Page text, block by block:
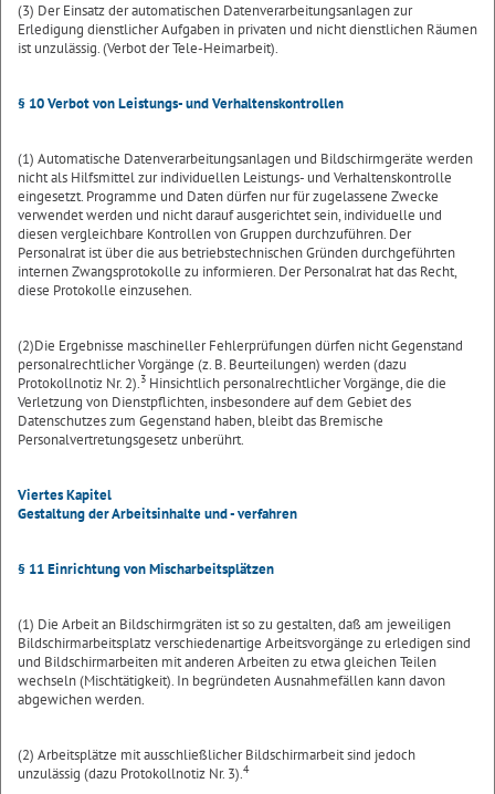
(3) Der Einsatz der automatischen Datenverarbeitungsanlagen zur
Erledigung dienstlicher Aufgaben in privaten und nicht dienstlichen Räumen
ist unzulässig. (Verbot der Tele-Heimarbeit).
§ 10 Verbot von Leistungs- und Verhaltenskontrollen
(1) Automatische Datenverarbeitungsanlagen und Bildschirmgeräte werden
nicht als Hilfsmittel zur individuellen Leistungs- und Verhaltenskontrolle
eingesetzt. Programme und Daten dürfen nur für zugelassene Zwecke
verwendet werden und nicht darauf ausgerichtet sein, individuelle und
diesen vergleichbare Kontrollen von Gruppen durchzuführen. Der
Personalrat ist über die aus betriebstechnischen Gründen durchgeführten
internen Zwangsprotokolle zu informieren. Der Personalrat hat das Recht,
diese Protokolle einzusehen.
(2)Die Ergebnisse maschineller Fehlerprüfungen dürfen nicht Gegenstand
personalrechtlicher Vorgänge (z. B. Beurteilungen) werden (dazu
Protokollnotiz Nr. 2).3 Hinsichtlich personalrechtlicher Vorgänge, die die
Verletzung von Dienstpflichten, insbesondere auf dem Gebiet des
Datenschutzes zum Gegenstand haben, bleibt das Bremische
Personalvertretungsgesetz unberührt.
Viertes Kapitel
Gestaltung der Arbeitsinhalte und - verfahren
§ 11 Einrichtung von Mischarbeitsplätzen
(1) Die Arbeit an Bildschirmgräten ist so zu gestalten, daß am jeweiligen
Bildschirmarbeitsplatz verschiedenartige Arbeitsvorgänge zu erledigen sind
und Bildschirmarbeiten mit anderen Arbeiten zu etwa gleichen Teilen
wechseln (Mischtätigkeit). In begründeten Ausnahmefällen kann davon
abgewichen werden.
(2) Arbeitsplätze mit ausschließlicher Bildschirmarbeit sind jedoch
unzulässig (dazu Protokollnotiz Nr. 3).4